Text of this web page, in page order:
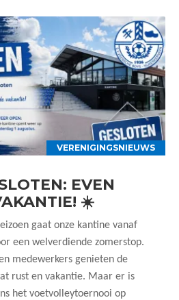
VERENIGINGSNIEUWS
EVEN
☀️
gaat onze kantine vanaf
een welverdiende zomerstop.
medewerkers genieten de
rust en vakantie. Maar er is
het voetvolleytoernooi op